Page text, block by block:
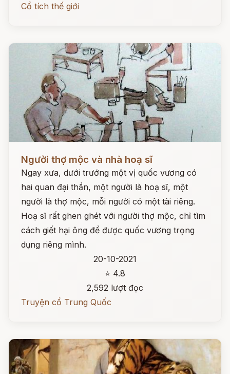
Cổ tích thế giới
Người thợ mộc và nhà hoạ sĩ
Ngay xưa, dưới trướng một vị quốc vương có
hai quan đại thần, một người là hoạ sĩ, một
người là thợ mộc, mỗi người có một tài riêng.
Hoạ sĩ rất ghen ghét với người thợ mộc, chỉ tìm
cách giết hại ông để được quốc vương trọng
dụng riêng mình.
20-10-2021
⭐ 4.8
2,592 lượt đọc
Truyện cổ Trung Quốc